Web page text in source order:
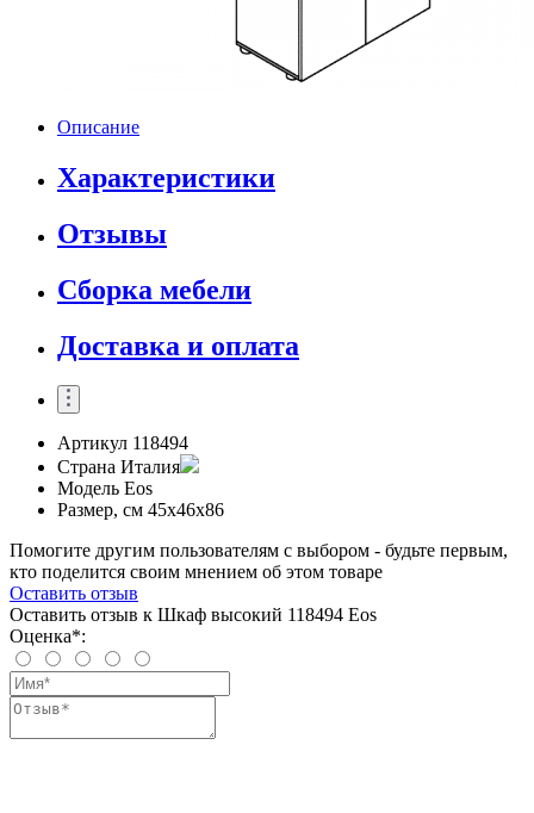
Описание
Характеристики
Отзывы
Сборка мебели
Доставка и оплата
Артикул 118494
Страна Италия
Модель Eos
Размер, см 45x46x86
Помогите другим пользователям с выбором - будьте первым,
кто поделится своим мнением об этом товаре
Оставить отзыв
Оставить отзыв к Шкаф высокий 118494 Eos
Оценка*: